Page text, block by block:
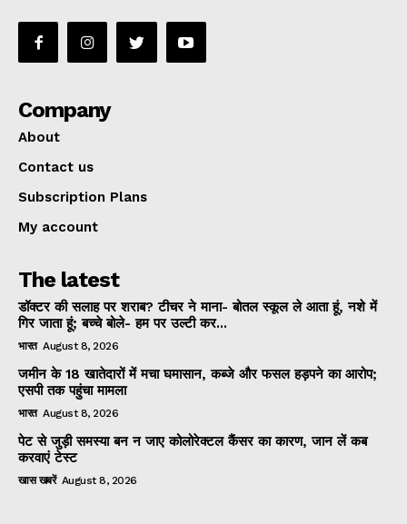
Company
About
Contact us
Subscription Plans
My account
The latest
डॉक्टर की सलाह पर शराब? टीचर ने माना- बोतल स्कूल ले आता हूं, नशे में
गिर जाता हूं; बच्चे बोले- हम पर उल्टी कर...
भारत August 8, 2026
जमीन के 18 खातेदारों में मचा घमासान, कब्जे और फसल हड़पने का आरोप;
एसपी तक पहुंचा मामला
भारत August 8, 2026
पेट से जुड़ी समस्या बन न जाए कोलोरेक्टल कैंसर का कारण, जान लें कब
करवाएं टेस्ट
खास खबरें August 8, 2026